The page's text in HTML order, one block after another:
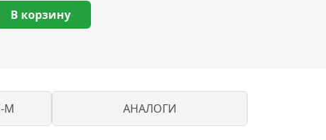
В корзину
M АНАЛОГИ